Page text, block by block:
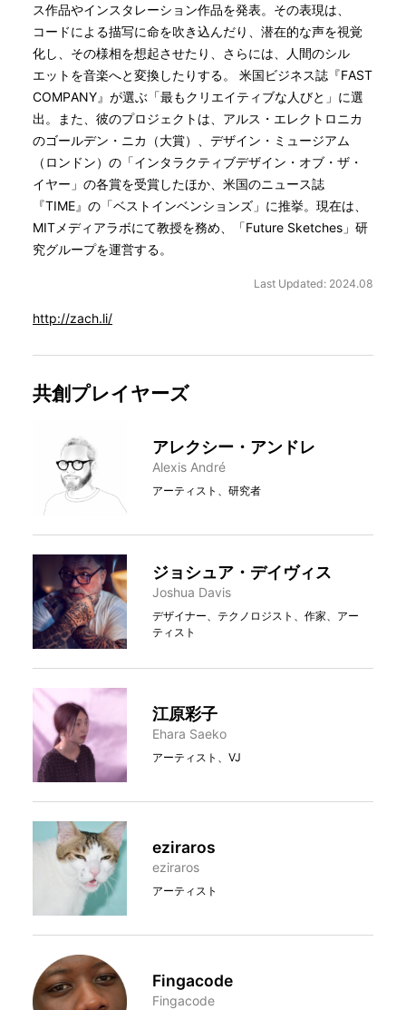
ス作品やインスタレーション作品を発表。その表現は、
コードによる描写に命を吹き込んだり、潜在的な声を視覚
化し、その様相を想起させたり、さらには、人間のシル
エットを音楽へと変換したりする。 米国ビジネス誌『FAST
COMPANY』が選ぶ「最もクリエイティブな人びと」に選
出。また、彼のプロジェクトは、アルス・エレクトロニカ
のゴールデン・ニカ（大賞）、デザイン・ミュージアム
（ロンドン）の「インタラクティブデザイン・オブ・ザ・
イヤー」の各賞を受賞したほか、米国のニュース誌
『TIME』の「ベストインベンションズ」に推挙。現在は、
MITメディアラボにて教授を務め、「Future Sketches」研
究グループを運営する。
Last Updated: 2024.08
http://zach.li/
共創プレイヤーズ
アレクシー・アンドレ
Alexis André
アーティスト、研究者
ジョシュア・デイヴィス
Joshua Davis
デザイナー、テクノロジスト、作家、アー
ティスト
江原彩子
Ehara Saeko
アーティスト、VJ
eziraros
eziraros
アーティスト
Fingacode
Fingacode